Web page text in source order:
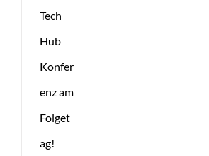
Tech
Hub
Konfer
enz am
Folget
ag!